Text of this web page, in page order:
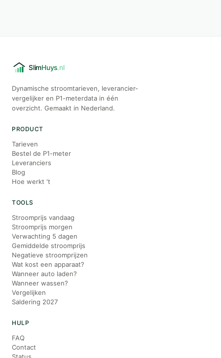
Dynamische stroomtarieven, leverancier-
vergelijker en P1-meterdata in één
overzicht. Gemaakt in Nederland.
PRODUCT
Tarieven
Bestel de P1-meter
Leveranciers
Blog
Hoe werkt 't
TOOLS
Stroomprijs vandaag
Stroomprijs morgen
Verwachting 5 dagen
Gemiddelde stroomprijs
Negatieve stroomprijzen
Wat kost een apparaat?
Wanneer auto laden?
Wanneer wassen?
Vergelijken
Saldering 2027
HULP
FAQ
Contact